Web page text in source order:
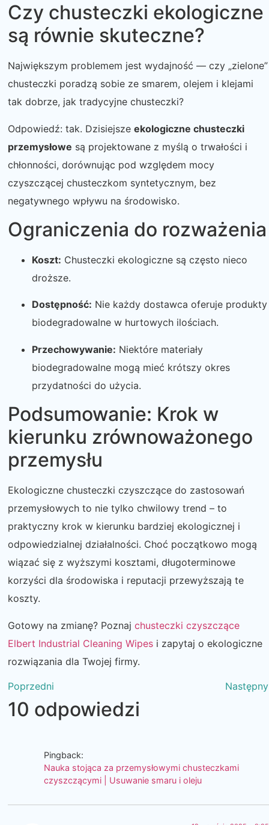
Czy chusteczki ekologiczne
są równie skuteczne?
Największym problemem jest wydajność — czy „zielone”
chusteczki poradzą sobie ze smarem, olejem i klejami
tak dobrze, jak tradycyjne chusteczki?
Odpowiedź: tak. Dzisiejsze ekologiczne chusteczki
przemysłowe są projektowane z myślą o trwałości i
chłonności, dorównując pod względem mocy
czyszczącej chusteczkom syntetycznym, bez
negatywnego wpływu na środowisko.
Ograniczenia do rozważenia
Koszt: Chusteczki ekologiczne są często nieco
droższe.
Dostępność: Nie każdy dostawca oferuje produkty
biodegradowalne w hurtowych ilościach.
Przechowywanie: Niektóre materiały
biodegradowalne mogą mieć krótszy okres
przydatności do użycia.
Podsumowanie: Krok w
kierunku zrównoważonego
przemysłu
Ekologiczne chusteczki czyszczące do zastosowań
przemysłowych to nie tylko chwilowy trend – to
praktyczny krok w kierunku bardziej ekologicznej i
odpowiedzialnej działalności. Choć początkowo mogą
wiązać się z wyższymi kosztami, długoterminowe
korzyści dla środowiska i reputacji przewyższają te
koszty.
Gotowy na zmianę? Poznaj chusteczki czyszczące
Elbert Industrial Cleaning Wipes i zapytaj o ekologiczne
rozwiązania dla Twojej firmy.
Poprzedni Następny
10 odpowiedzi
Pingback:
Nauka stojąca za przemysłowymi chusteczkami
czyszczącymi | Usuwanie smaru i oleju